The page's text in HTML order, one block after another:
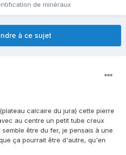
de minéraux
à ce sujet
calcaire du jura) cette pierre
au centre un petit tube creux
semble être du fer, je pensais à une
ça pourrait être d'autre, qu'en